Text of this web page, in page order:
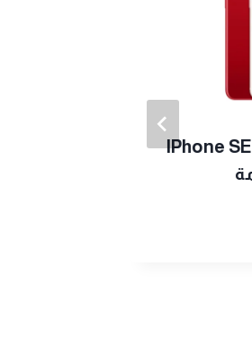
آبل تخطط لإطلاق IPhone SE